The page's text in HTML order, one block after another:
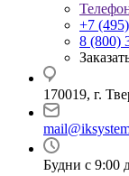
+7
8 (800)
170019, г.
Будни с 9:00